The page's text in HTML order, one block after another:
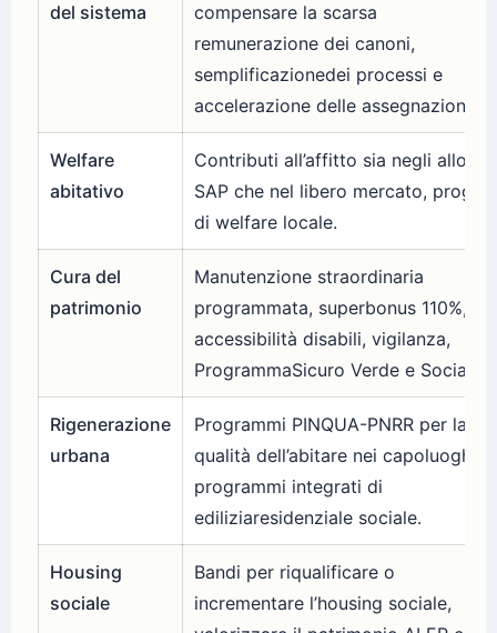
del sistema
compensare la scarsa
remunerazione dei canoni,
semplificazionedei processi e
accelerazione delle assegnazioni.
Welfare
abitativo
Contributi all’affitto sia negli alloggi
SAP che nel libero mercato,
di welfare locale.
Cura del
patrimonio
Manutenzione straordinaria
programmata, superbonus 110%,
accessibilità disabili, vigilanza,
ProgrammaSicuro Verde e Sociale.
Rigenerazione
urbana
Programmi PINQUA-PNRR per la
qualità dell’abitare nei capoluoghi e
programmi integrati di
ediliziaresidenziale sociale.
Housing
sociale
Bandi per riqualificare o
incrementare l’housing sociale,